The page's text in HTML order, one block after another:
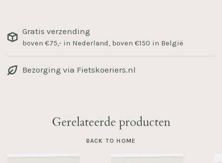
Gratis verzending
boven €75,- in Nederland, boven €150 in België
Bezorging via Fietskoeriers.nl
Gerelateerde producten
BACK TO HOME